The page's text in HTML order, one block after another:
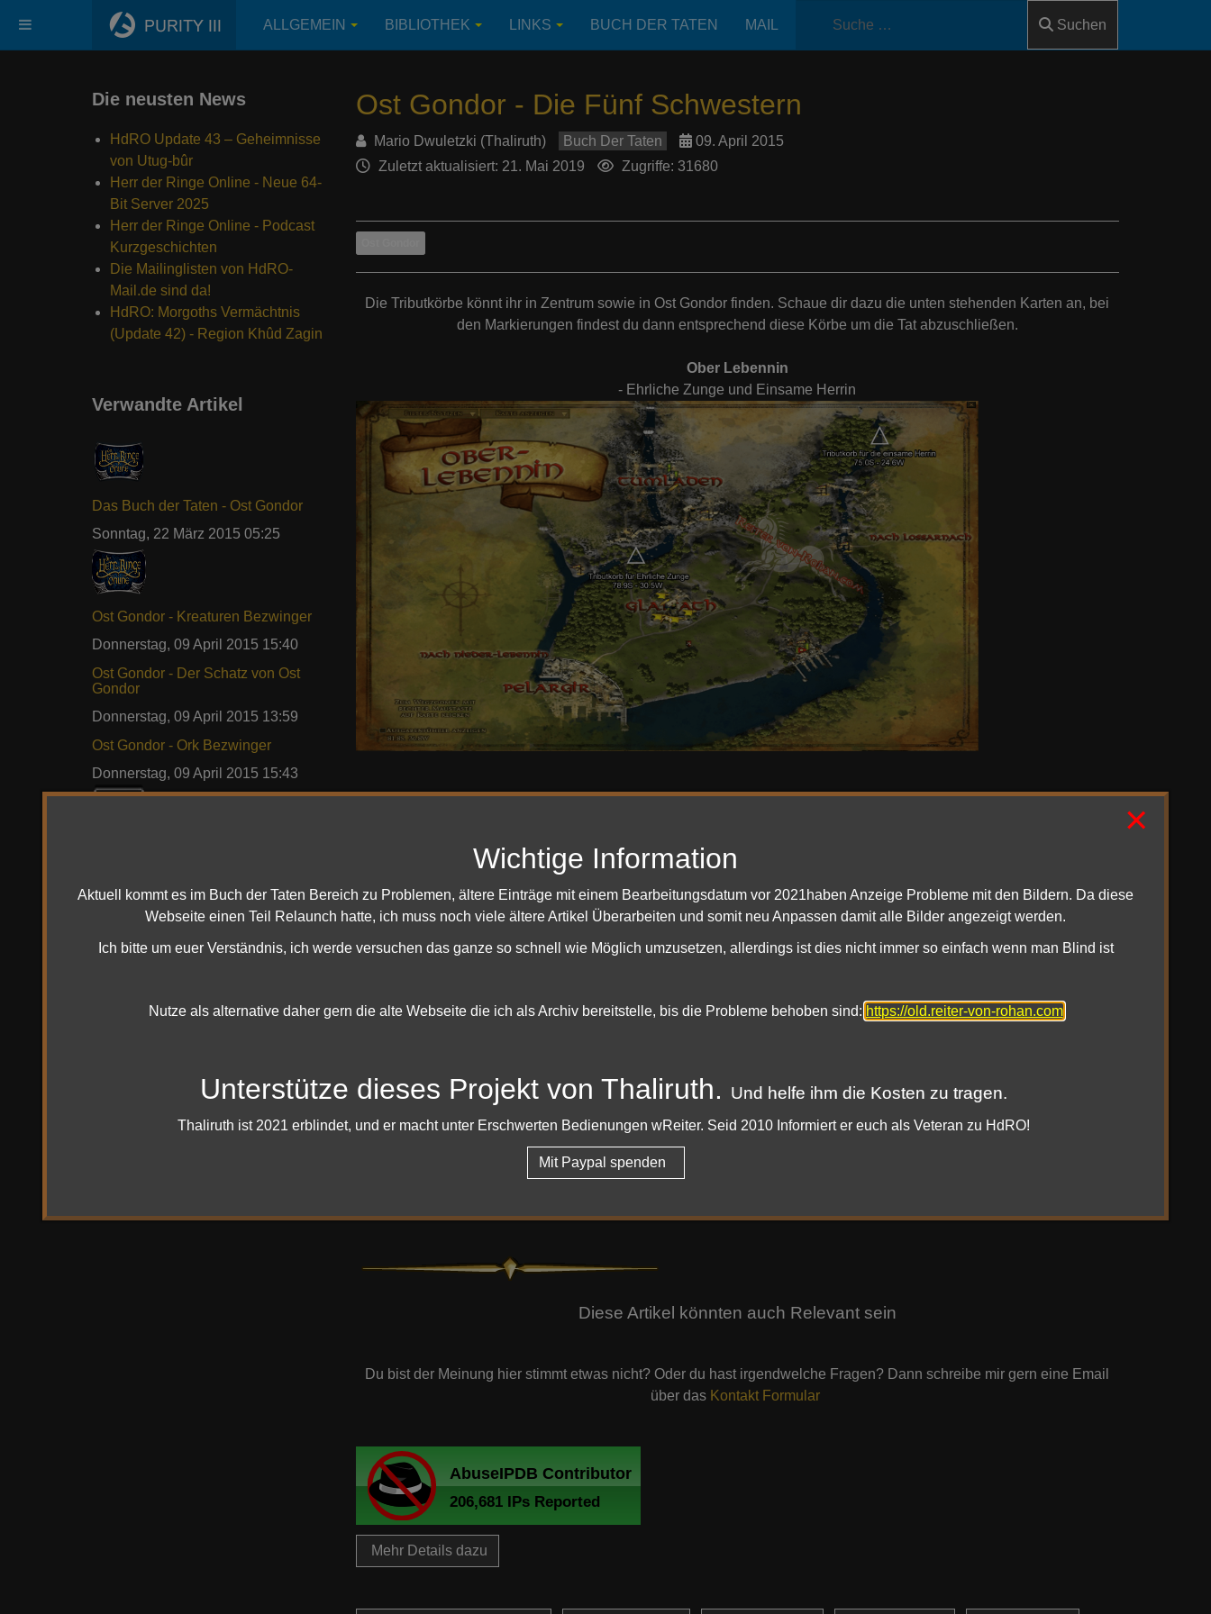
Suchen
ALLGEMEIN BIBLIOTHEK LINKS BUCH DER TATEN MAIL
Ost Gondor - Die Fünf Schwestern
Mario Dwuletzki (Thaliruth) Buch Der Taten
09. April 2015
Zuletzt aktualisiert: 21. Mai 2019
Zugriffe: 31680
Die Tributkörbe könnt ihr in Zentrum sowie in Ost Gondor finden. Schaue dir dazu die unten stehenden Karten an, bei
den Markierungen findest du dann entsprechend diese Körbe um die Tat abzuschließen.
Ober Lebennin
- Ehrliche Zunge und Einsame Herrin
Diese Artikel könnten auch Relevant sein
Du bist der Meinung hier stimmt etwas nicht? Oder du hast irgendwelche Fragen? Dann schreibe mir gern eine Email
über das Kontakt Formular
Mehr Details dazu
Die neusten News
HdRO Update 43 – Geheimnisse
von Utug-bûr
Herr der Ringe Online - Neue 64-
Bit Server 2025
Herr der Ringe Online - Podcast
Kurzgeschichten
Die Mailinglisten von HdRO-
Mail.de sind da!
HdRO: Morgoths Vermächtnis
(Update 42) - Region Khûd Zagin
Verwandte Artikel
Das Buch der Taten - Ost Gondor
Sonntag, 22 März 2015 05:25
Ost Gondor - Kreaturen Bezwinger
Donnerstag, 09 April 2015 15:40
Ost Gondor - Der Schatz von Ost
Gondor
Donnerstag, 09 April 2015 13:59
Ost Gondor - Ork Bezwinger
Donnerstag, 09 April 2015 15:43
×
Wichtige Information
Aktuell kommt es im Buch der Taten Bereich zu Problemen, ältere Einträge mit einem Bearbeitungsdatum vor 2021haben Anzeige Probleme mit den Bildern. Da diese
Webseite einen Teil Relaunch hatte, ich muss noch viele ältere Artikel Überarbeiten und somit neu Anpassen damit alle Bilder angezeigt werden.
Ich bitte um euer Verständnis, ich werde versuchen das ganze so schnell wie Möglich umzusetzen, allerdings ist dies nicht immer so einfach wenn man Blind ist
Nutze als alternative daher gern die alte Webseite die ich als Archiv bereitstelle, bis die Probleme behoben sind: https://old.reiter-von-rohan.com
Unterstütze dieses Projekt von Thaliruth. Und helfe ihm die Kosten zu tragen.
Thaliruth ist 2021 erblindet, und er macht unter Erschwerten Bedienungen wReiter. Seid 2010 Informiert er euch als Veteran zu HdRO!
Mit Paypal spenden